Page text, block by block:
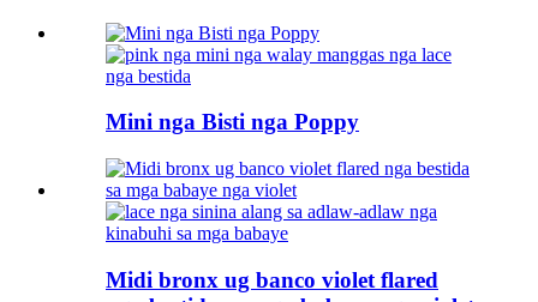
Mini nga Bisti nga Poppy
Midi bronx ug banco violet flared